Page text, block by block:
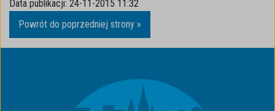
Data publikacji: 24-11-2015 11:32
Powrót do poprzedniej strony »